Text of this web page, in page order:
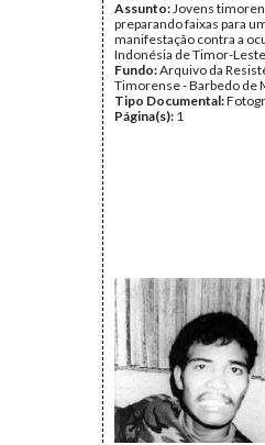
Assunto:Jovens
preparando faixas para
manifestação contra a
Indonésia de Timor-
Fundo:Arquivo da
Timorense - Barbedo de
Tipo Documental:
Página(s): 1